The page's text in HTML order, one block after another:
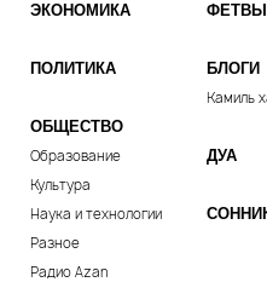
ЭКОНОМИКА
ПОЛИТИКА
ОБЩЕСТВО
Образование
Культура
Наука и технологии
Разное
Радио Azan
ФЕТВЫ
БЛОГИ
Камиль
ДУА